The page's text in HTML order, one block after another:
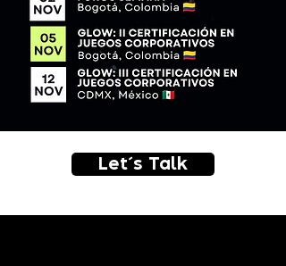
Let´s Talk